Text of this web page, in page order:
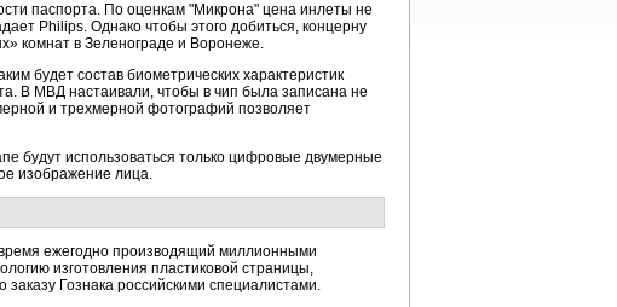
паспорта. По оценкам "Микрона" цена инлеты не
Philips. Однако чтобы этого добиться, концерну
комнат в Зеленограде и Воронеже.
будет состав биометрических характеристик
В МВД настаивали, чтобы в чип была записана не
и трехмерной фотографий позволяет
будут использоваться только цифровые двумерные
изображение лица.
время ежегодно производящий миллионными
изготовления пластиковой страницы,
Гознака российскими специалистами.